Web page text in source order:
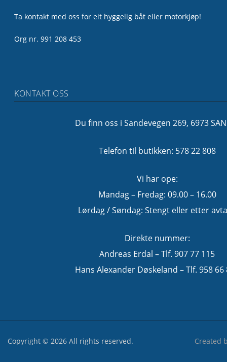
Ta kontakt med oss for eit hyggelig båt eller motorkjøp!
Org nr. 991 208 453
KONTAKT OSS
Du finn oss i Sandevegen 269, 6973
Telefon til butikken: 578 22 808
Vi har ope:
Mandag – Fredag: 09.00 – 16.00
Lørdag / Søndag: Stengt eller etter
Direkte nummer:
Andreas Erdal – Tlf. 907 77 115
Hans Alexander Døskeland – Tlf. 958 66
Copyright © 2026 All rights reserved. Created